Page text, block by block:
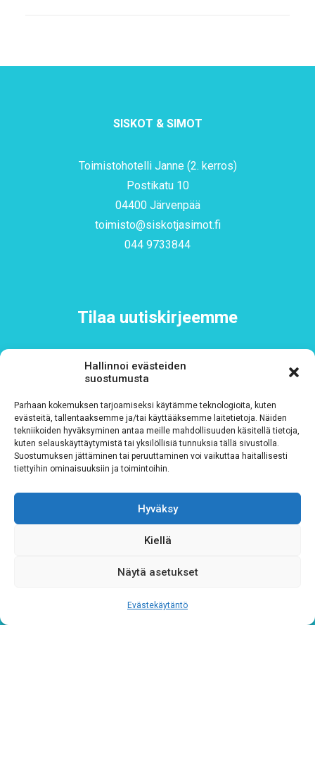
Hallinnoi evästeiden
suostumusta
Parhaan kokemuksen tarjoamiseksi käytämme teknologioita, kuten
evästeitä, tallentaaksemme ja/tai käyttääksemme laitetietoja. Näiden
tekniikoiden hyväksyminen antaa meille mahdollisuuden käsitellä tietoja,
kuten selauskäyttäytymistä tai yksilöllisiä tunnuksia tällä sivustolla.
Suostumuksen jättäminen tai peruuttaminen voi vaikuttaa haitallisesti
tiettyihin ominaisuuksiin ja toimintoihin.
Hyväksy
Kiellä
Näytä asetukset
Evästekäytäntö
SISKOT & SIMOT
Toimistohotelli Janne (2. kerros)
Postikatu 10
04400 Järvenpää
toimisto@siskotjasimot.fi
044 9733844
Tilaa uutiskirjeemme
*
Rekisteriseloste *
Hyväksyn ehdot
Tutustu rekisteriselosteeseemmetämän linkin kautta!